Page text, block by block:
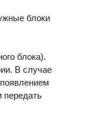
блоки
блока).
В случае
передать